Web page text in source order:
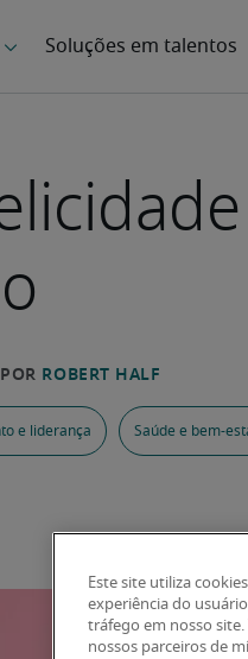
e liderança Saúde e bem-
Este site utiliza
experiência do
tráfego em nosso
nossos parceiros de